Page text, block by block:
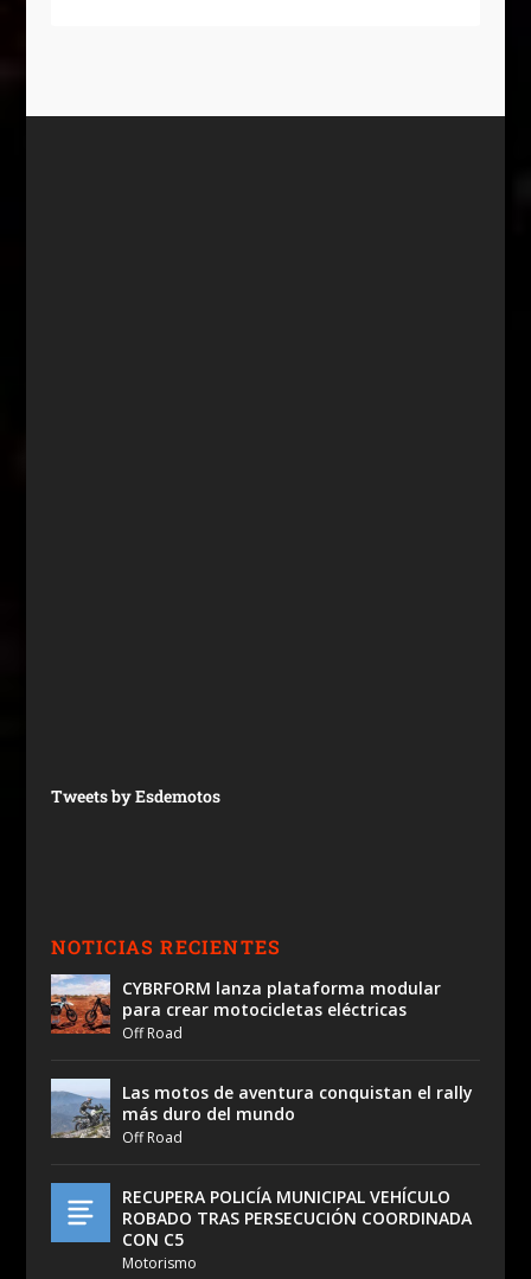
Tweets by Esdemotos
NOTICIAS RECIENTES
CYBRFORM lanza plataforma modular
para crear motocicletas eléctricas
Off Road
Las motos de aventura conquistan el rally
más duro del mundo
Off Road
RECUPERA POLICÍA MUNICIPAL VEHÍCULO
ROBADO TRAS PERSECUCIÓN COORDINADA
CON C5
Motorismo